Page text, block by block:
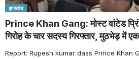
झारखंड
Prince Khan Gang: मोस्ट वांटेड
गिरोह के चार सदस्य गिरफ्तार, मुठभेड़ में
Report: Rupesh kumar dass Prince Khan